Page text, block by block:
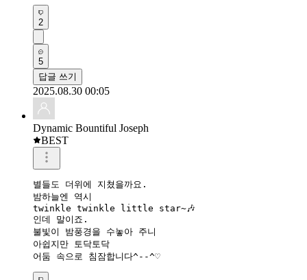
2
5
답글 쓰기
2025.08.30 00:05
Dynamic Bountiful Joseph
BEST
별들도 더위에 지쳤을까요.
밤하늘엔 역시
twinkle twinkle little star~🎶
인데 말이죠.
불빛이 밤풍경을 수놓아 주니
아쉽지만 토닥토닥